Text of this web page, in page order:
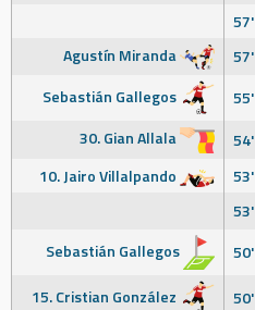
57'
Agustín Miranda
57'
Sebastián Gallegos
55'
30. Gian Allala
54'
10. Jairo Villalpando
53'
53'
Sebastián Gallegos
50'
15. Cristian González
50'